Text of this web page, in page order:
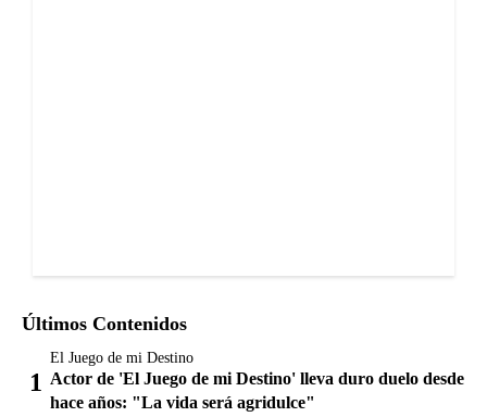
Últimos Contenidos
El Juego de mi Destino
Actor de 'El Juego de mi Destino' lleva duro duelo desde
hace años: "La vida será agridulce"